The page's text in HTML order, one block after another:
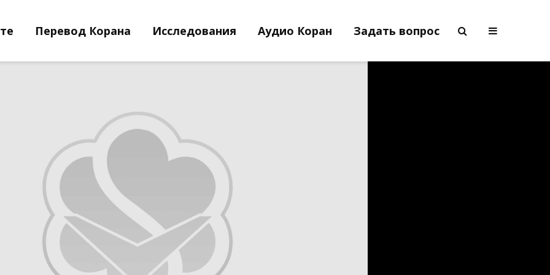
Перевод Корана Исследования Аудио Коран Задать вопрос